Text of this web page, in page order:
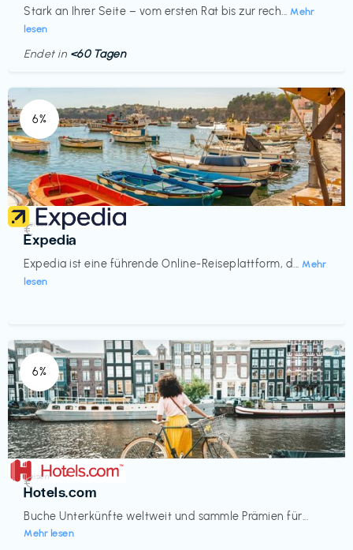
Stark an Ihrer Seite – vom ersten Rat bis zur rech... Mehr
lesen
Endet in <60 Tagen
6%
Reisen
Expedia
Expedia ist eine führende Online-Reiseplattform, d... Mehr
lesen
€‎
6%
Reisen
Hotels.com
Buche Unterkünfte weltweit und sammle Prämien für...
Mehr lesen
€‎